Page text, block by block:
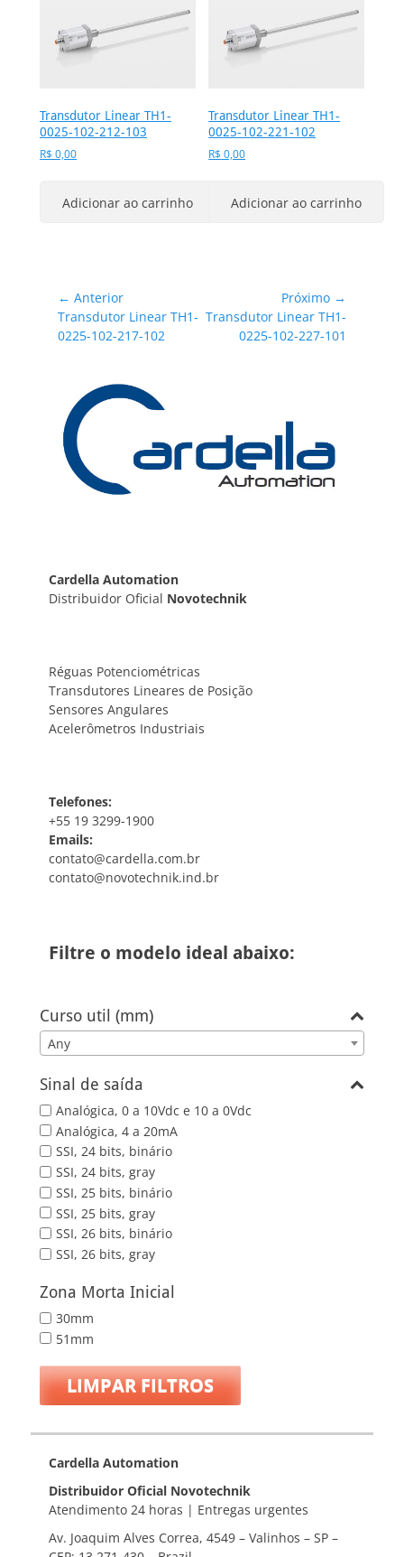
Transdutor Linear TH1-
0025-102-212-103
R$ 0,00
Adicionar ao carrinho
Transdutor Linear TH1-
0025-102-221-102
R$ 0,00
Adicionar ao carrinho
Navegação
de
Post
← Anterior
Post
anterior:
Transdutor Linear TH1-
0225-102-217-102
Próximo →
Próximo
Transdutor Linear TH1-
0225-102-227-101
Cardella Automation
Distribuidor Oficial Novotechnik
Réguas Potenciométricas
Transdutores Lineares de Posição
Sensores Angulares
Acelerômetros Industriais
Telefones:
+55 19 3299-1900
Emails:
contato@cardella.com.br
contato@novotechnik.ind.br
Filtre o modelo ideal abaixo:
Curso util (mm)
Any
Sinal de saída
Analógica, 0 a 10Vdc e 10 a 0Vdc
Analógica, 4 a 20mA
SSI, 24 bits, binário
SSI, 24 bits, gray
SSI, 25 bits, binário
SSI, 25 bits, gray
SSI, 26 bits, binário
SSI, 26 bits, gray
Zona Morta Inicial
30mm
51mm
LIMPAR FILTROS
Cardella Automation
Distribuidor Oficial Novotechnik
Atendimento 24 horas | Entregas urgentes
Av. Joaquim Alves Correa, 4549 – Valinhos – SP –